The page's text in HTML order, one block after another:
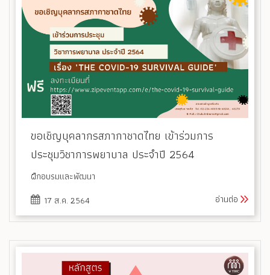
ขอเชิญบุคลากรสภากาชาดไทย เข้าร่วมการ
ประชุมวิชาการพยาบาล ประจำปี 2564
ฝึกอบรมและพัฒนา
17 ส.ค. 2564
อ่านต่อ